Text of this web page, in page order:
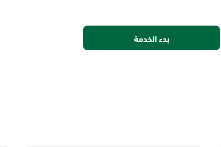
بدء الخدمة